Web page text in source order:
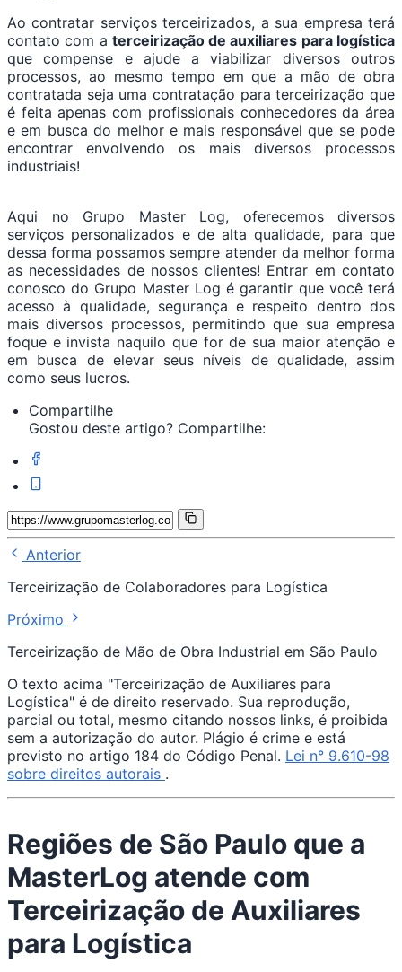
Ao contratar serviços terceirizados, a sua empresa terá
contato com a terceirização de auxiliares para logística
que compense e ajude a viabilizar diversos outros
processos, ao mesmo tempo em que a mão de obra
contratada seja uma contratação para terceirização que
é feita apenas com profissionais conhecedores da área
e em busca do melhor e mais responsável que se pode
encontrar envolvendo os mais diversos processos
industriais!
Aqui no Grupo Master Log, oferecemos diversos
serviços personalizados e de alta qualidade, para que
dessa forma possamos sempre atender da melhor forma
as necessidades de nossos clientes! Entrar em contato
conosco do Grupo Master Log é garantir que você terá
acesso à qualidade, segurança e respeito dentro dos
mais diversos processos, permitindo que sua empresa
foque e invista naquilo que for de sua maior atenção e
em busca de elevar seus níveis de qualidade, assim
como seus lucros.
Compartilhe
Gostou deste artigo? Compartilhe:
Anterior
Terceirização de Colaboradores para Logística
Próximo
Terceirização de Mão de Obra Industrial em São Paulo
O texto acima "Terceirização de Auxiliares para
Logística" é de direito reservado. Sua reprodução,
parcial ou total, mesmo citando nossos links, é proibida
sem a autorização do autor. Plágio é crime e está
previsto no artigo 184 do Código Penal. Lei n° 9.610-98
sobre direitos autorais .
Regiões de São Paulo que a
MasterLog atende com
Terceirização de Auxiliares
para Logística